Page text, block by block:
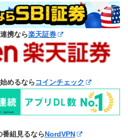
携なら楽天証券
めるならコインチェック
番組見るならNordVPN